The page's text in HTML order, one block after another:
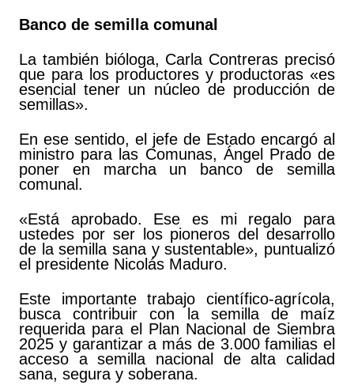
Banco de semilla comunal
La también bióloga, Carla Contreras precisó
que para los productores y productoras «es
esencial tener un núcleo de producción de
semillas».
En ese sentido, el jefe de Estado encargó al
ministro para las Comunas, Ángel Prado de
poner en marcha un banco de semilla
comunal.
«Está aprobado. Ese es mi regalo para
ustedes por ser los pioneros del desarrollo
de la semilla sana y sustentable», puntualizó
el presidente Nicolás Maduro.
Este importante trabajo científico-agrícola,
busca contribuir con la semilla de maíz
requerida para el Plan Nacional de Siembra
2025 y garantizar a más de 3.000 familias el
acceso a semilla nacional de alta calidad
sana, segura y soberana.